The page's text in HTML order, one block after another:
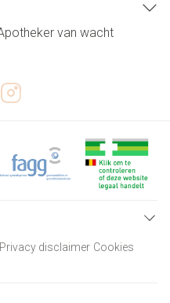
van wacht
Privacy disclaimer Cookies